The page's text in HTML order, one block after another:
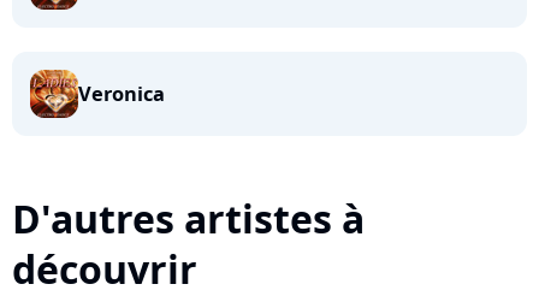
Veronica
D'autres artistes à
découvrir